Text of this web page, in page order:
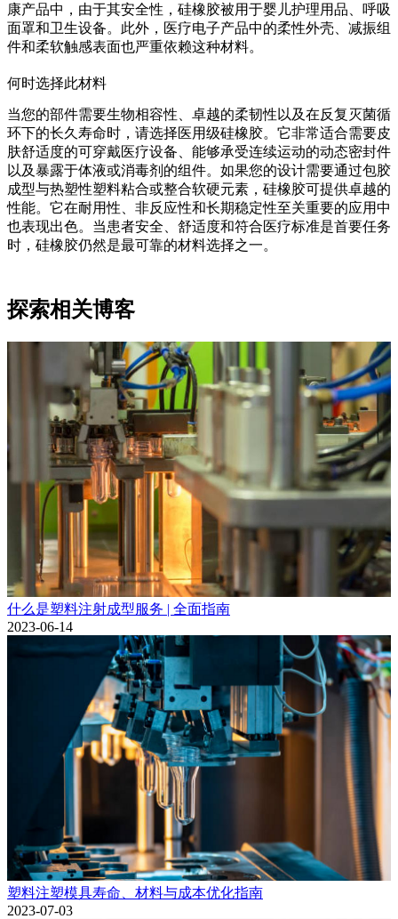
康产品中，由于其安全性，硅橡胶被用于婴儿护理用品、呼吸
面罩和卫生设备。此外，医疗电子产品中的柔性外壳、减振组
件和柔软触感表面也严重依赖这种材料。
何时选择此材料
当您的部件需要生物相容性、卓越的柔韧性以及在反复灭菌循
环下的长久寿命时，请选择医用级硅橡胶。它非常适合需要皮
肤舒适度的可穿戴医疗设备、能够承受连续运动的动态密封件
以及暴露于体液或消毒剂的组件。如果您的设计需要通过包胶
成型与热塑性塑料粘合或整合软硬元素，硅橡胶可提供卓越的
性能。它在耐用性、非反应性和长期稳定性至关重要的应用中
也表现出色。当患者安全、舒适度和符合医疗标准是首要任务
时，硅橡胶仍然是最可靠的材料选择之一。
探索相关博客
什么是塑料注射成型服务 | 全面指南
2023-06-14
塑料注塑模具寿命、材料与成本优化指南
2023-07-03